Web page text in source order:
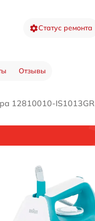
Статус ремонта
Отзывы
12810010-IS1013GR